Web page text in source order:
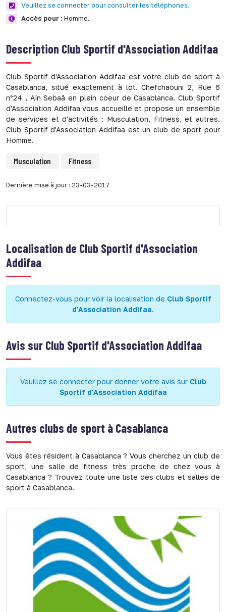
Veuillez se connecter pour consulter les téléphones.
Accès pour : Homme.
Description Club Sportif d'Association Addifaa
Club Sportif d'Association Addifaa est votre club de sport à
Casablanca, situé exactement à lot. Chefchaouni 2, Rue 6
n°24 , Aïn Sebaâ en plein coeur de Casablanca. Club Sportif
d'Association Addifaa vous accueille et propose un ensemble
de services et d'activités : Musculation, Fitness, et autres.
Club Sportif d'Association Addifaa est un club de sport pour
Homme.
Musculation Fitness
Dernière mise à jour : 23-03-2017
Localisation de Club Sportif d'Association
Addifaa
Connectez-vous pour voir la localisation de Club Sportif
d'Association Addifaa.
Avis sur Club Sportif d'Association Addifaa
Veuillez se connecter pour donner votre avis sur Club
Sportif d'Association Addifaa
Autres clubs de sport à Casablanca
Vous êtes résident à Casablanca ? Vous cherchez un club de
sport, une salle de fitness très proche de chez vous à
Casablanca ? Trouvez toute une liste des clubs et salles de
sport à Casablanca.